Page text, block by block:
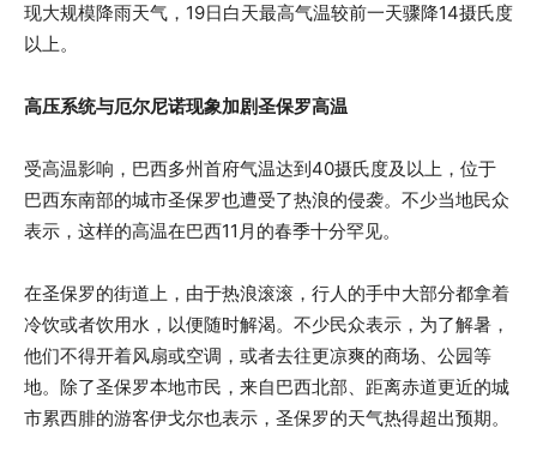
现大规模降雨天气，19日白天最高气温较前一天骤降14摄氏度
以上。
高压系统与厄尔尼诺现象加剧圣保罗高温
受高温影响，巴西多州首府气温达到40摄氏度及以上，位于
巴西东南部的城市圣保罗也遭受了热浪的侵袭。不少当地民众
表示，这样的高温在巴西11月的春季十分罕见。
在圣保罗的街道上，由于热浪滚滚，行人的手中大部分都拿着
冷饮或者饮用水，以便随时解渴。不少民众表示，为了解暑，
他们不得开着风扇或空调，或者去往更凉爽的商场、公园等
地。除了圣保罗本地市民，来自巴西北部、距离赤道更近的城
市累西腓的游客伊戈尔也表示，圣保罗的天气热得超出预期。